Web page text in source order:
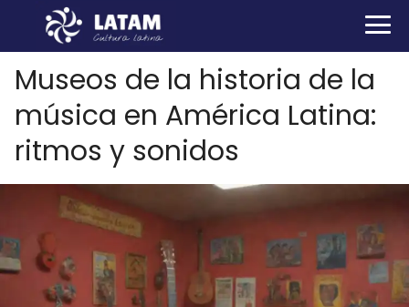
Museos de la historia de la
música en América Latina:
ritmos y sonidos